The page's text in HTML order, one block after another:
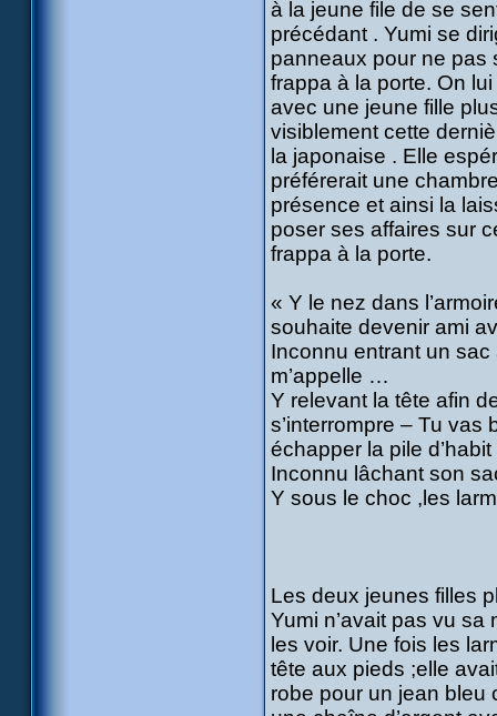
à la jeune file de se
précédant . Yumi se
panneaux pour ne pas
frappa à la porte. On
avec une jeune fille
visiblement cette
la japonaise . Elle
préférerait une
présence et ainsi la
poser ses affaires sur
frappa à la porte.
« Y le nez dans
souhaite devenir ami
Inconnu entrant un
m’appelle …
Y relevant la tête afin
s’interrompre – Tu vas
échapper la pile
Inconnu lâchant son
Y sous le choc ,les
Les deux jeunes filles
Yumi n’avait pas vu sa
les voir. Une fois les
tête aux pieds ;elle
robe pour un jean bleu